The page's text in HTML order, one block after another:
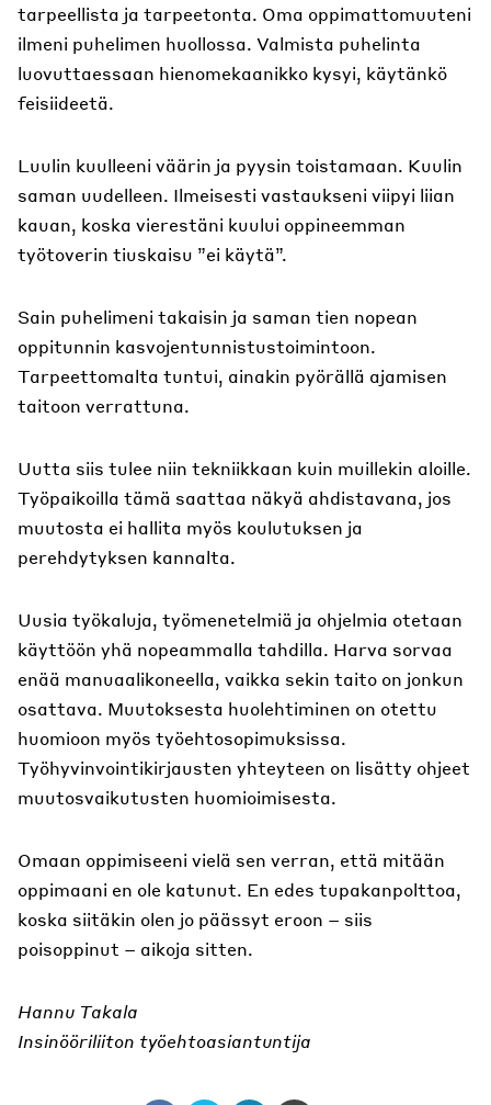
tarpeellista ja tarpeetonta. Oma oppimattomuuteni
ilmeni puhelimen huollossa. Valmista puhelinta
luovuttaessaan hienomekaanikko kysyi, käytänkö
feisiideetä.
Luulin kuulleeni väärin ja pyysin toistamaan. Kuulin
saman uudelleen. Ilmeisesti vastaukseni viipyi liian
kauan, koska vierestäni kuului oppineemman
työtoverin tiuskaisu ”ei käytä”.
Sain puhelimeni takaisin ja saman tien nopean
oppitunnin kasvojentunnistustoimintoon.
Tarpeettomalta tuntui, ainakin pyörällä ajamisen
taitoon verrattuna.
Uutta siis tulee niin tekniikkaan kuin muillekin aloille.
Työpaikoilla tämä saattaa näkyä ahdistavana, jos
muutosta ei hallita myös koulutuksen ja
perehdytyksen kannalta.
Uusia työkaluja, työmenetelmiä ja ohjelmia otetaan
käyttöön yhä nopeammalla tahdilla. Harva sorvaa
enää manuaalikoneella, vaikka sekin taito on jonkun
osattava. Muutoksesta huolehtiminen on otettu
huomioon myös työehtosopimuksissa.
Työhyvinvointikirjausten yhteyteen on lisätty ohjeet
muutosvaikutusten huomioimisesta.
Omaan oppimiseeni vielä sen verran, että mitään
oppimaani en ole katunut. En edes tupakanpolttoa,
koska siitäkin olen jo päässyt eroon – siis
poisoppinut – aikoja sitten.
Hannu Takala
Insinööriliiton työehtoasiantuntija